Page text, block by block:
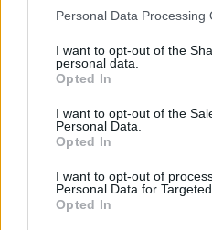
negar su consentimiento.
de su consentimiento, pero
rechazar tal procesamiento.
cualquier momento entrando
visitando nuestra política de
Personal Data Processing
I want to opt-out of the
personal data.
Opted In
I want to opt-out of the
Personal Data.
Opted In
I want to opt-out of
Personal Data for
Opted In